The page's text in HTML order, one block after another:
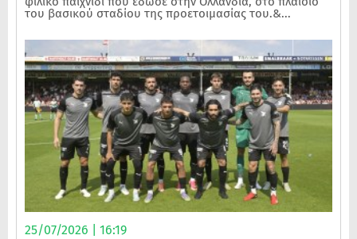
του βασικού σταδίου της προετοιμασίας του.&...
25/07/2026 | 16:19